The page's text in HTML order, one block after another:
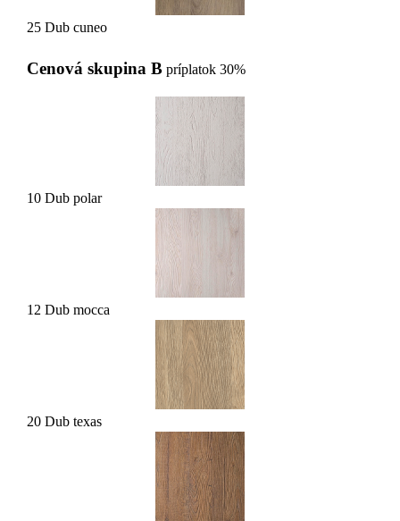
25 Dub cuneo
Cenová skupina B príplatok 30%
10 Dub polar
12 Dub mocca
20 Dub texas